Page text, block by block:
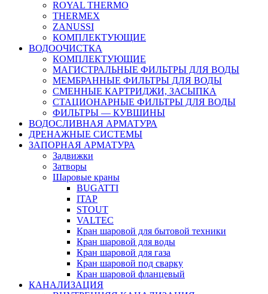
ROYAL THERMO
THERMEX
ZANUSSI
КОМПЛЕКТУЮЩИЕ
ВОДООЧИСТКА
КОМПЛЕКТУЮЩИЕ
МАГИСТРАЛЬНЫЕ ФИЛЬТРЫ ДЛЯ ВОДЫ
МЕМБРАННЫЕ ФИЛЬТРЫ ДЛЯ ВОДЫ
СМЕННЫЕ КАРТРИДЖИ, ЗАСЫПКА
СТАЦИОНАРНЫЕ ФИЛЬТРЫ ДЛЯ ВОДЫ
ФИЛЬТРЫ — КУВШИНЫ
ВОДОСЛИВНАЯ АРМАТУРА
ДРЕНАЖНЫЕ СИСТЕМЫ
ЗАПОРНАЯ АРМАТУРА
Задвижки
Затворы
Шаровые краны
BUGATTI
ITAP
STOUT
VALTEC
Кран шаровой для бытовой техники
Кран шаровой для воды
Кран шаровой для газа
Кран шаровой под сварку
Кран шаровой фланцевый
КАНАЛИЗАЦИЯ